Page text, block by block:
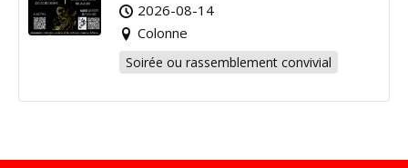
2026-08-14
Colonne
Soirée ou rassemblement convivial